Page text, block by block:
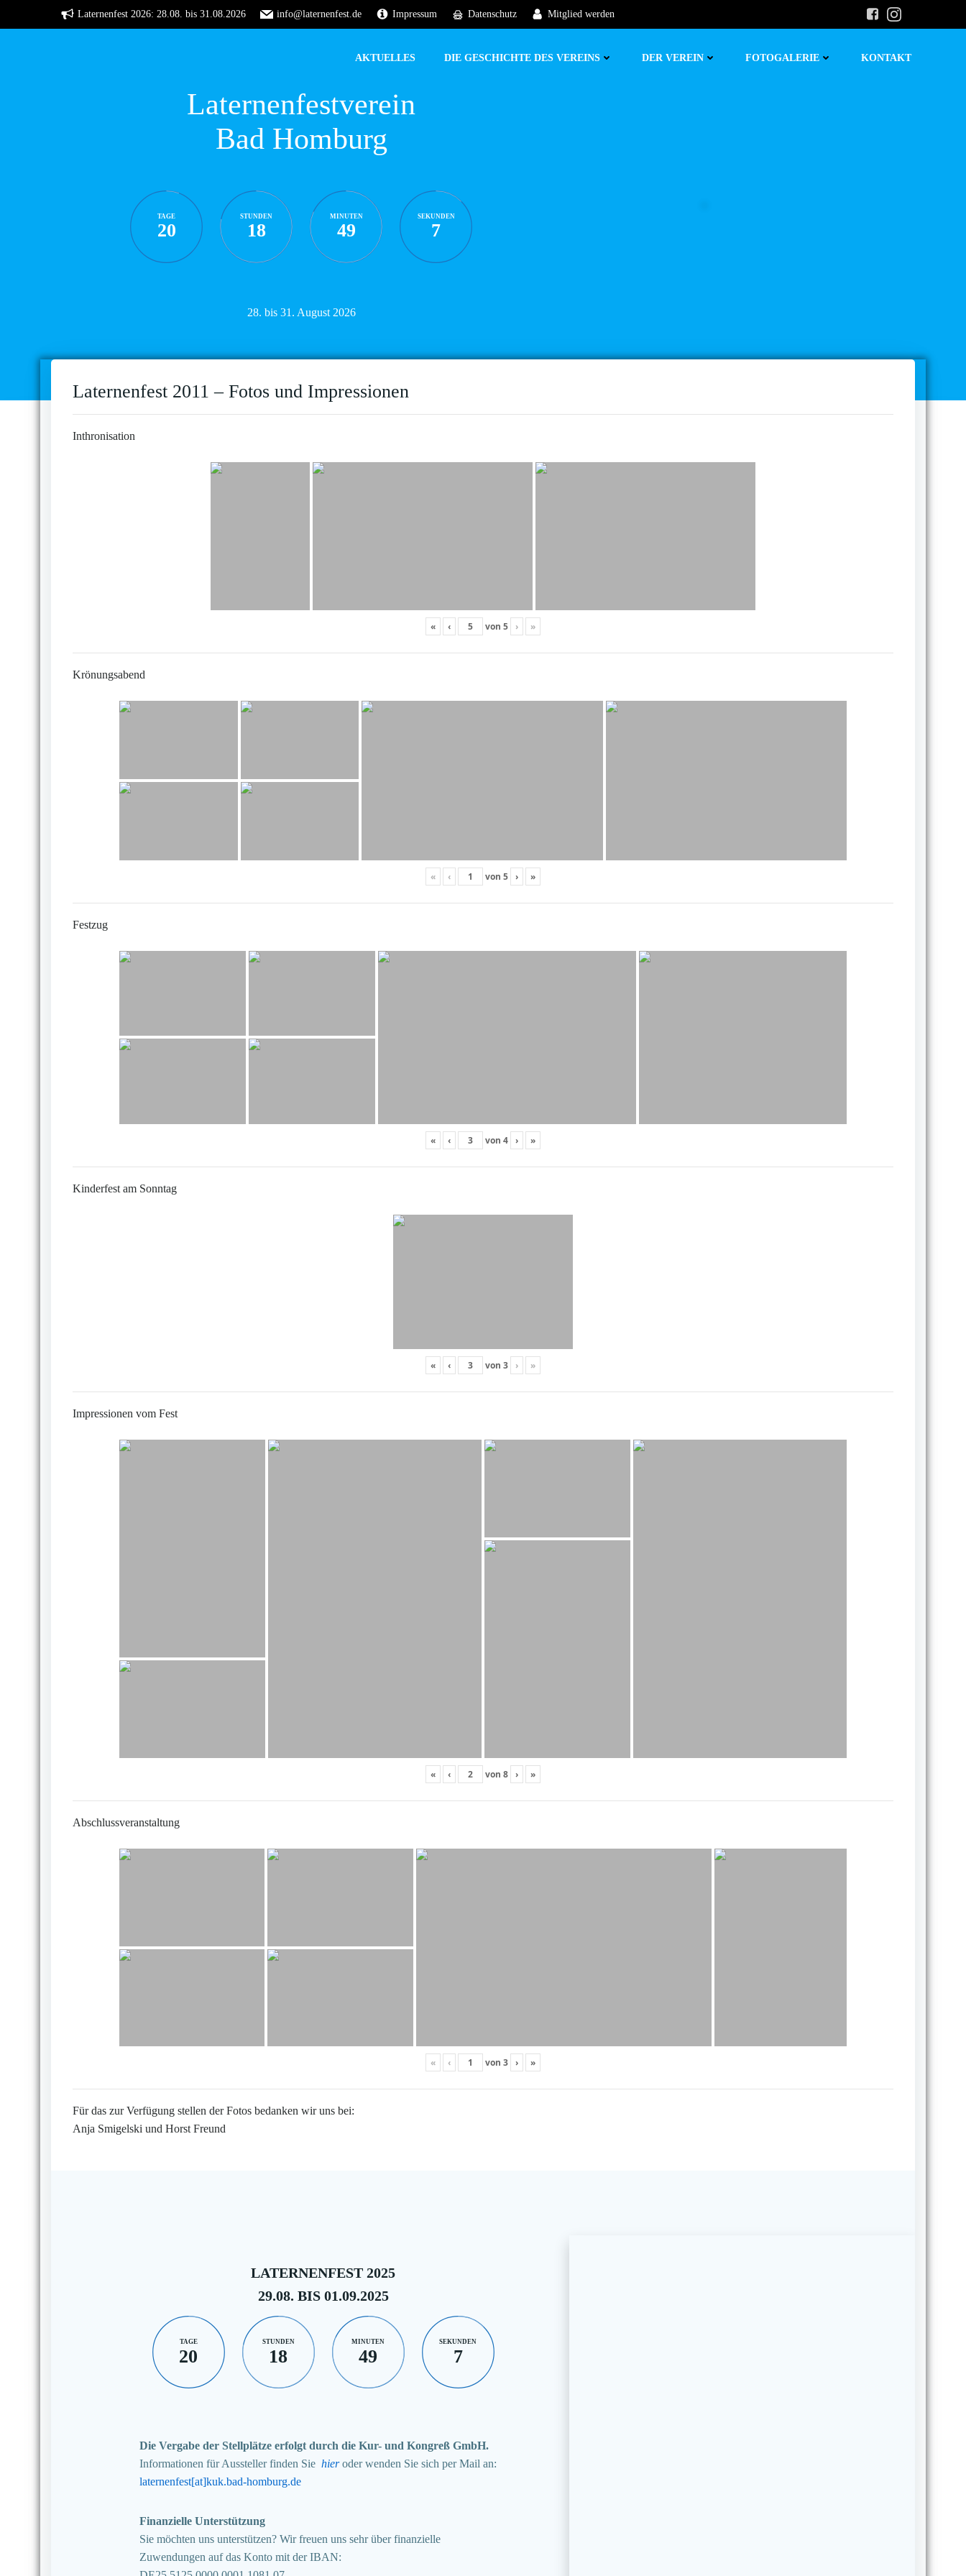
Laternenfest 2026: 28.08. bis 31.08.2026 info@laternenfest.de Impressum Datenschutz Mitglied werden
AKTUELLES DIE GESCHICHTE DES VEREINS DER VEREIN FOTOGALERIE KONTAKT
Laternenfestverein
Bad Homburg
TAGE
20
STUNDEN
18
MINUTEN
49
SEKUNDEN
6
28. bis 31. August 2026
Laternenfest 2011 – Fotos und Impressionen
Inthronisation
« ‹ von 5 › »
Krönungsabend
« ‹ von 5 › »
Festzug
« ‹ von 4 › »
Kinderfest am Sonntag
« ‹ von 3 › »
Impressionen vom Fest
« ‹ von 8 › »
Abschlussveranstaltung
« ‹ von 3 › »
Für das zur Verfügung stellen der Fotos bedanken wir uns bei:
Anja Smigelski und Horst Freund
LATERNENFEST 2025
29.08. BIS 01.09.2025
TAGE
20
STUNDEN
18
MINUTEN
49
SEKUNDEN
6
Die Vergabe der Stellplätze erfolgt durch die Kur- und Kongreß GmbH.
Informationen für Aussteller finden Sie hieroder wenden Sie sich per Mail an:
laternenfest[at]kuk.bad-homburg.de
Finanzielle Unterstützung
Sie möchten uns unterstützen? Wir freuen uns sehr über finanzielle
Zuwendungen auf das Konto mit der IBAN: